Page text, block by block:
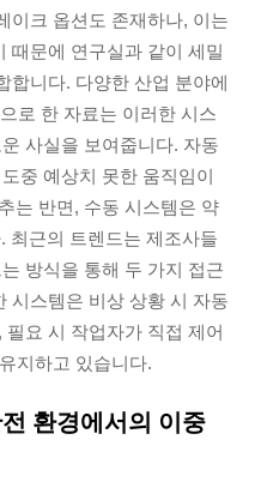
이크 옵션도 존재하나, 이는
때문에 연구실과 같이 세밀
합니다. 다양한 산업 분야에
로 한 자료는 이러한 시스
사실을 보여줍니다. 자동
중 예상치 못한 움직임이
는 반면, 수동 시스템은 약
최근의 트렌드는 제조사들
방식을 통해 두 가지 접근
시스템은 비상 상황 시 자동
요 시 작업자가 직접 제어
지하고 있습니다.
환경에서의 이중